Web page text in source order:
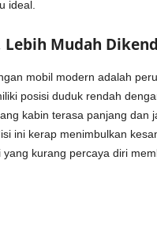
ideal.
Lebih Mudah
mobil modern adalah
posisi duduk rendah
kabin terasa panjang dan
ini kerap menimbulkan
kurang percaya diri